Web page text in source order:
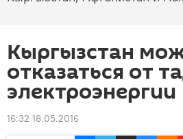
Кыргызстан
отказаться от
электроэнергии
16:32 18.05.2016